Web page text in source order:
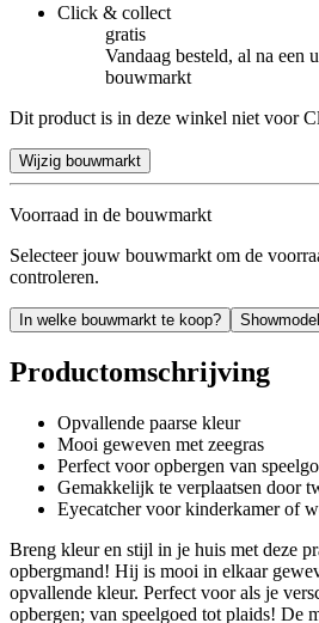
Click & collect
gratis
Vandaag besteld, al na een
bouwmarkt
Dit product is in deze winkel niet voor
Wijzig bouwmarkt
Voorraad in de bouwmarkt
Selecteer jouw bouwmarkt om de
controleren.
In welke bouwmarkt te koop?
Productomschrijving
Opvallende paarse kleur
Mooi geweven met zeegras
Perfect voor opbergen van
Gemakkelijk te verplaatsen door
Eyecatcher voor kinderkamer of
Breng kleur en stijl in je huis met deze
opbergmand! Hij is mooi in elkaar
opvallende kleur. Perfect voor als je
opbergen; van speelgoed tot plaids! De